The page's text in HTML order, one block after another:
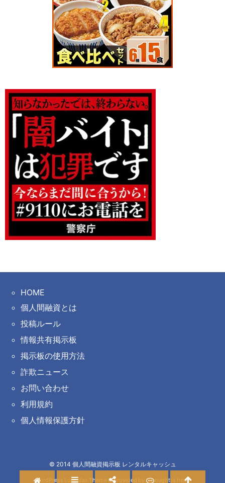
HOME
個人間融資とは
投稿ルール
情報共有掲示板
掲示板の使用方法
詐欺ニュース
お問い合わせ
利用規約
個人情報保護方針
© 2014 個人間融資掲示板 レンタルキャッシュ
WordPress Luxeritas Theme is provided by "Thought is free".